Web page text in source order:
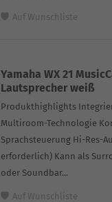
Auf Wunschliste
Yamaha WX 21
Lautsprecher weiß
Produkthighlights
Multiroom-Technologie
Sprachsteuerung Hi-Res-
erforderlich) Kann als
oder Soundbar...
Auf Wunschliste